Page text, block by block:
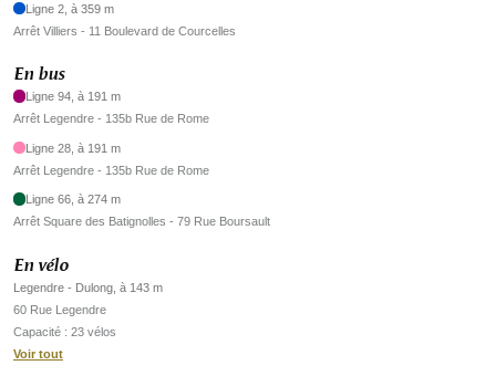
Ligne 2, à 359 m
Arrêt Villiers - 11 Boulevard de Courcelles
En bus
Ligne 94, à 191 m
Arrêt Legendre - 135b Rue de Rome
Ligne 28, à 191 m
Arrêt Legendre - 135b Rue de Rome
Ligne 66, à 274 m
Arrêt Square des Batignolles - 79 Rue Boursault
En vélo
Legendre - Dulong, à 143 m
60 Rue Legendre
Capacité : 23 vélos
Voir tout